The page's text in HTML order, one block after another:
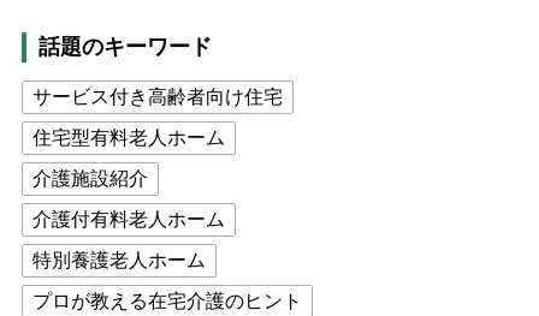
話題のキーワード
サービス付き高齢者向け住宅
住宅型有料老人ホーム
介護施設紹介
介護付有料老人ホーム
特別養護老人ホーム
プロが教える在宅介護のヒント